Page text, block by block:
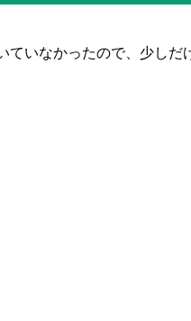
いなかったので、少しだ